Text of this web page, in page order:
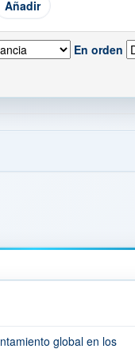
En orden
global en los